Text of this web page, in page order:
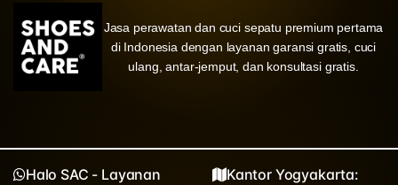
Jasa perawatan dan cuci sepatu premium pertama
di Indonesia dengan layanan garansi gratis, cuci
ulang, antar-jemput, dan konsultasi gratis.
Halo SAC - Layanan
Kantor Yogyakarta: